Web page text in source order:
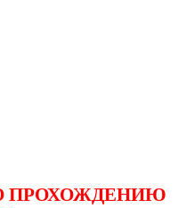
ПРОХОЖДЕНИЮ